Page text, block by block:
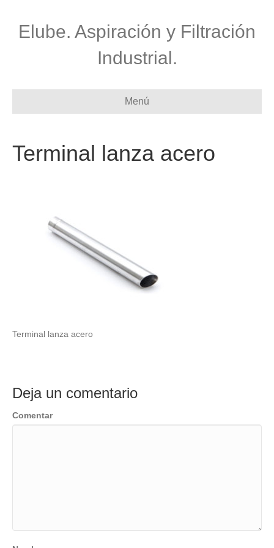
Elube. Aspiración y Filtración
Industrial.
Menú
Terminal lanza acero
Terminal lanza acero
Deja un comentario
Comentar